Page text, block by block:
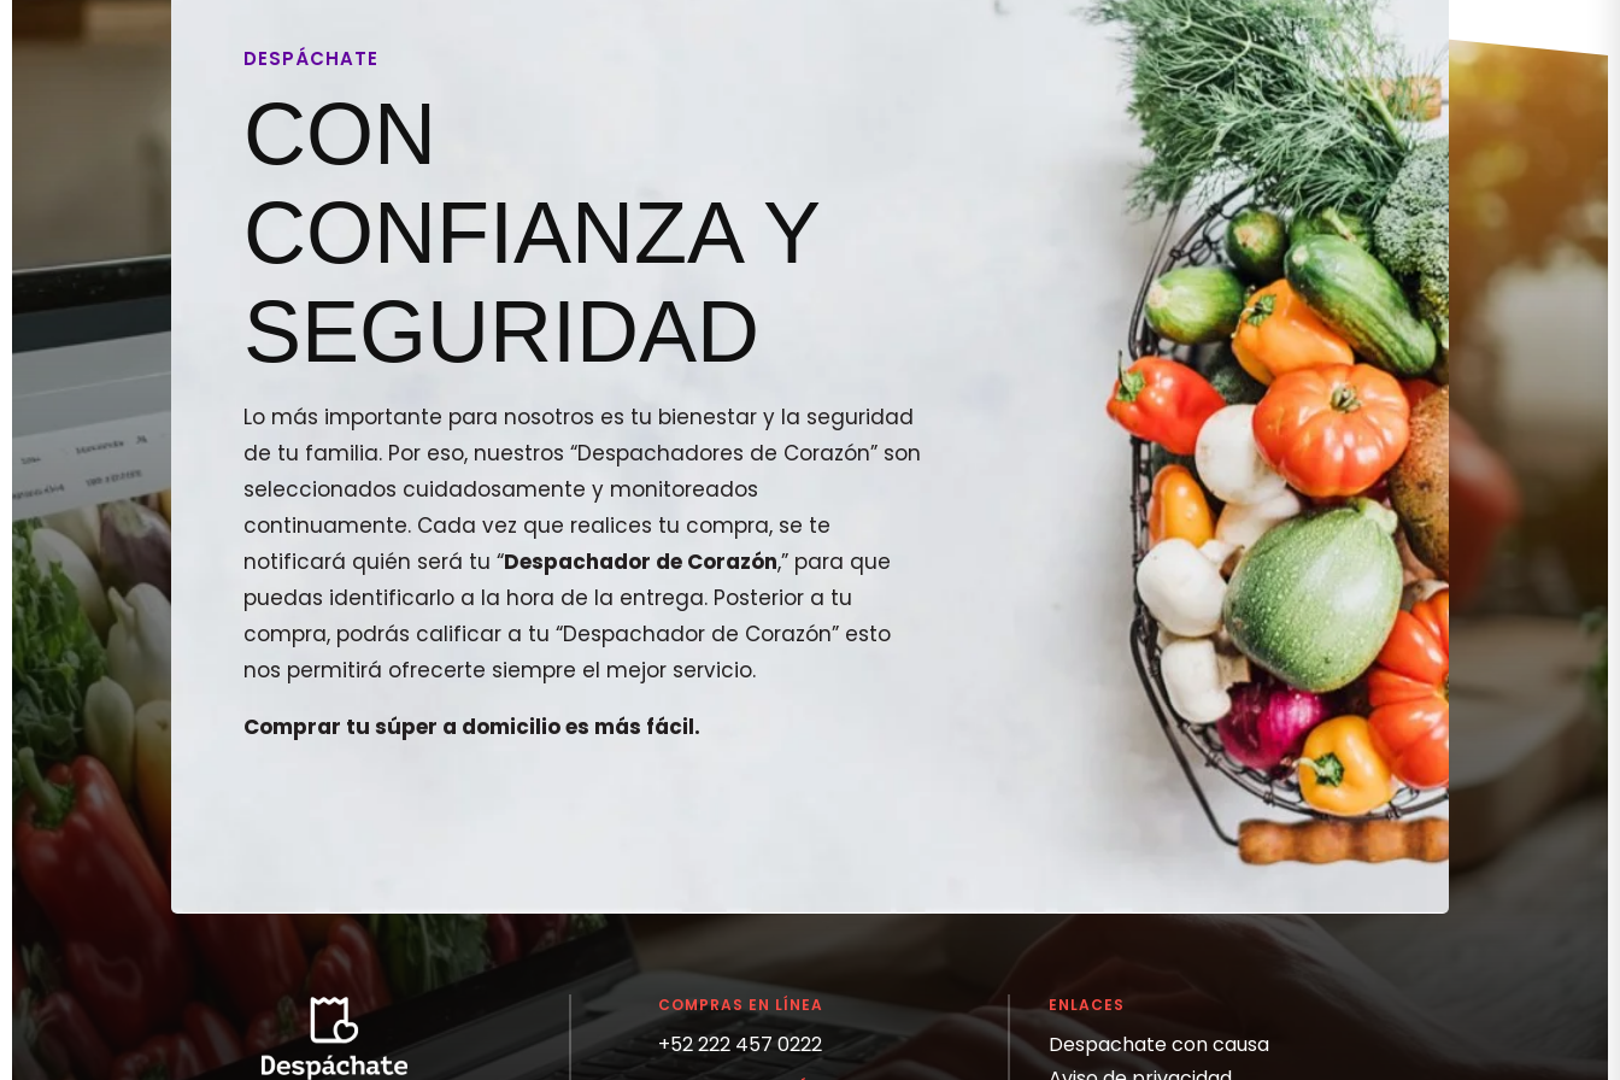
DESPÁCHATE
CON
CONFIANZA Y
SEGURIDAD
Lo más importante para nosotros es tu bienestar y la seguridad
de tu familia. Por eso, nuestros “Despachadores de Corazón” son
seleccionados cuidadosamente y monitoreados
continuamente. Cada vez que realices tu compra, se te
notificará quién será tu “Despachador de Corazón,” para que
puedas identificarlo a la hora de la entrega. Posterior a tu
compra, podrás calificar a tu “Despachador de Corazón” esto
nos permitirá ofrecerte siempre el mejor servicio.
Comprar tu súper a domicilio es más fácil.
COMPRAS EN LÍNEA
+52 222 457 0222
ENLACES
Despachate con causa